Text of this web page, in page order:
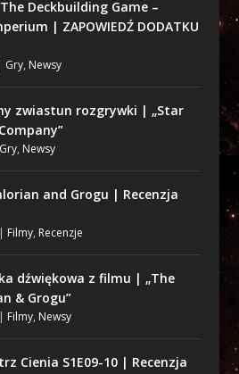
Deckbuilding Game –
| ZAPOWIEDŹ DODATKU
Gry, Newsy
zwiastun rozgrywki | „Star
Gry, Newsy
and Grogu | Recenzja
Filmy, Recenzje
dźwiękowa z filmu | „The
& Grogu”
Filmy, Newsy
Cienia S1E09-10 | Recenzja